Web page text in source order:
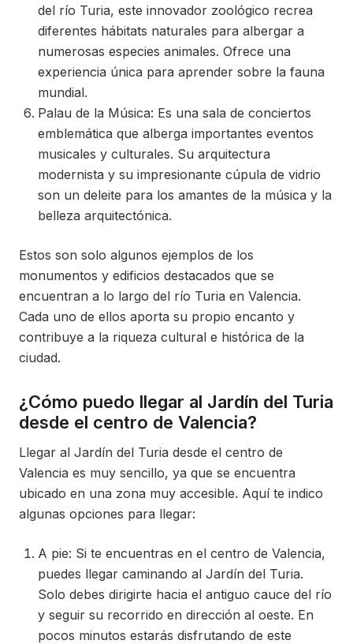
del río Turia, este innovador zoológico recrea
diferentes hábitats naturales para albergar a
numerosas especies animales. Ofrece una
experiencia única para aprender sobre la fauna
mundial.
Palau de la Música: Es una sala de conciertos
emblemática que alberga importantes eventos
musicales y culturales. Su arquitectura
modernista y su impresionante cúpula de vidrio
son un deleite para los amantes de la música y la
belleza arquitectónica.
Estos son solo algunos ejemplos de los
monumentos y edificios destacados que se
encuentran a lo largo del río Turia en Valencia.
Cada uno de ellos aporta su propio encanto y
contribuye a la riqueza cultural e histórica de la
ciudad.
¿Cómo puedo llegar al Jardín del Turia
desde el centro de Valencia?
Llegar al Jardín del Turia desde el centro de
Valencia es muy sencillo, ya que se encuentra
ubicado en una zona muy accesible. Aquí te indico
algunas opciones para llegar:
A pie: Si te encuentras en el centro de Valencia,
puedes llegar caminando al Jardín del Turia.
Solo debes dirigirte hacia el antiguo cauce del río
y seguir su recorrido en dirección al oeste. En
pocos minutos estarás disfrutando de este